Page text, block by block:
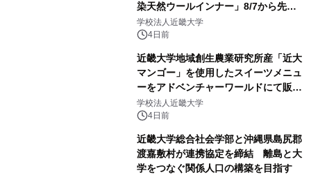
染天然ウールインナー」8/7から先行
販売
学校法人近畿大学
4日前
近畿大学地域創生農業研究所産「近大
マンゴー」を使用したスイーツメニュ
ーをアドベンチャーワールドにて販売
します パークでしか味わえない期間
限定スイーツを楽しんで♪
学校法人近畿大学
4日前
近畿大学総合社会学部と沖縄県島尻郡
渡嘉敷村が連携協定を締結 離島と大
学をつなぐ関係人口の構築を目指す